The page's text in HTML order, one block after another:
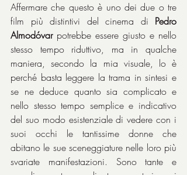
Affermare che questo è uno dei due o tre
film più distintivi del cinema di Pedro
Almodóvar potrebbe essere giusto e nello
stesso tempo riduttivo, ma in qualche
maniera, secondo la mia visuale, lo è
perché basta leggere la trama in sintesi e
se ne deduce quanto sia complicato e
nello stesso tempo semplice e indicativo
del suo modo esistenziale di vedere con i
suoi occhi le tantissime donne che
abitano le sue sceneggiature nelle loro più
svariate manifestazioni. Sono tante e